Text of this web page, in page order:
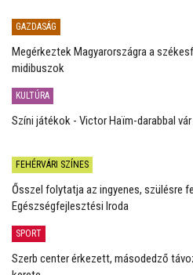
GAZDASÁG
Megérkeztek Magyarországra a
midibuszok
KULTÚRA
Színi játékok - Victor Haïm-darabbal
FEHÉRVÁRI SZÍNES
Ősszel folytatja az ingyenes, szülésre
Egészségfejlesztési Iroda
SPORT
Szerb center érkezett, másodedző